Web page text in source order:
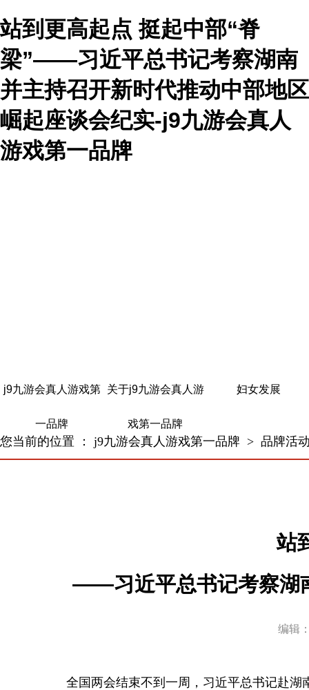
站到更高起点 挺起中部“脊
梁”——习近平总书记考察湖南
并主持召开新时代推动中部地区
崛起座谈会纪实-j9九游会真人
游戏第一品牌
j9九游会真人游戏第
一品牌
关于j9九游会真人游
戏第一品牌
妇女发展
您当前的位置 ： j9九游会真人游戏第一品牌 > 品牌活
站
——习近平总书记考察湖
编辑
全国两会结束不到一周，习近平总书记赴湖